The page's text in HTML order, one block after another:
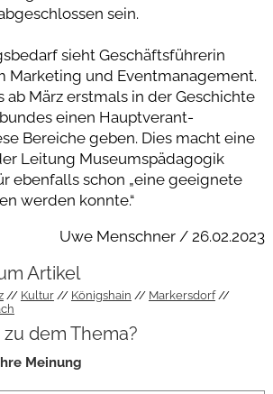
sein.
sieht Geschäftsführerin
Marketing und Eventmanagement.
ab März erstmals in der Geschichte
einen Hauptverant-
Bereiche geben. Dies macht eine
Leitung Museumspädagogik
ebenfalls schon „eine geeignete
werden konnte.“
Uwe Menschner / 26.02.2023
Artikel
Kultur Königshain
Markersdorf
dem Thema?
Meinung